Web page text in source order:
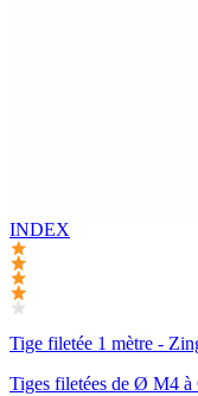
INDEX
Tige filetée 1 mètre -
Tiges filetées de Ø M4